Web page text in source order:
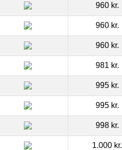
960 kr.
960 kr.
960 kr.
981 kr.
995 kr.
995 kr.
998 kr.
1.000 kr.